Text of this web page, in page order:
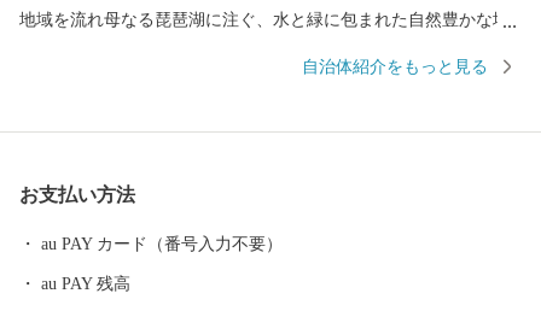
地域を流れ母なる琵琶湖に注ぐ、水と緑に包まれた自然豊かな地
長岡のゲンジボタル、醒井の梅花藻など美しい自然や貴重な動植
す。 米原市のふるさと納税では近江牛やシュラフ、グランピング
自治体紹介をもっと見る
お支払い方法
au PAY カード（番号入力不要）
au PAY 残高